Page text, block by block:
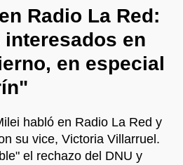
Radio La Red:
en
en especial
habló en Radio La Red y
su vice, Victoria Villarruel.
el rechazo del DNU y